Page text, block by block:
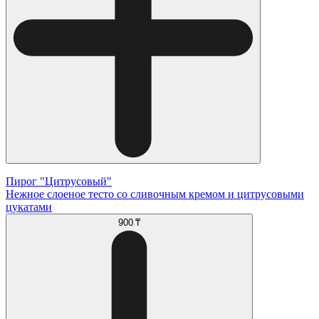
Пирог "Цитрусовый"
Нежное слоеное тесто со сливочным кремом и цитрусовыми
цукатами
900 ₸